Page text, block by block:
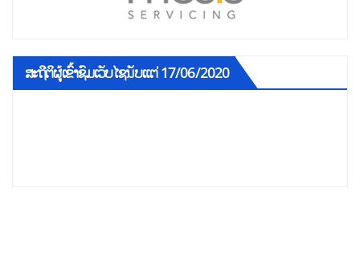
ສະຖີຕິຜູ້ເຂົ້າຊົມເວັບໄຊນັບແຕ່ 17/06/2020